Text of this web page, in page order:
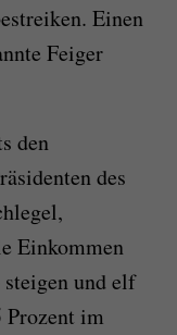
Einen
Feiger
den
des
Einkommen
und elf
Prozent im